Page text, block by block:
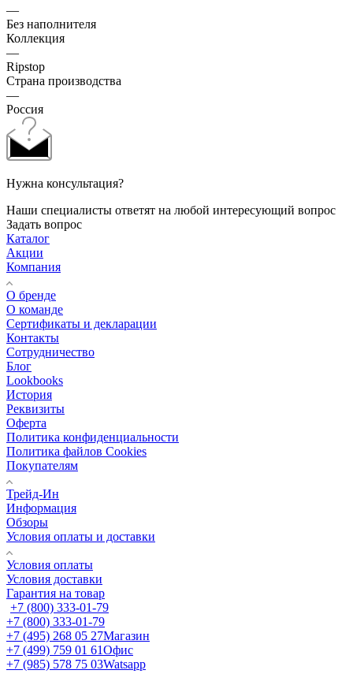
—
Без наполнителя
Коллекция
—
Ripstop
Страна производства
—
Россия
Нужна консультация?
Наши специалисты ответят на любой интересующий вопрос
Задать вопрос
Каталог
Акции
Компания
О бренде
О команде
Сертификаты и декларации
Контакты
Сотрудничество
Блог
Lookbooks
История
Реквизиты
Оферта
Политика конфиденциальности
Политика файлов Cookies
Покупателям
Трейд-Ин
Информация
Обзоры
Условия оплаты и доставки
Условия оплаты
Условия доставки
Гарантия на товар
+7 (800) 333-01-79
+7 (800) 333-01-79
+7 (495) 268 05 27Магазин
+7 (499) 759 01 61Офис
+7 (985) 578 75 03Watsapp